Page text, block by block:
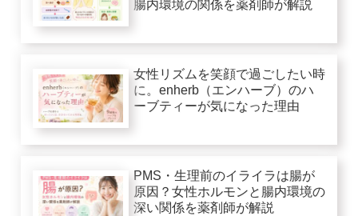
腸内環境の関係を薬剤師が解説
女性リズムを笑顔で過ごしたい時
に。enherb（エンハーブ）のハ
ーブティーが気になった理由
PMS・生理前のイライラは腸が
原因？女性ホルモンと腸内環境の
深い関係を薬剤師が解説